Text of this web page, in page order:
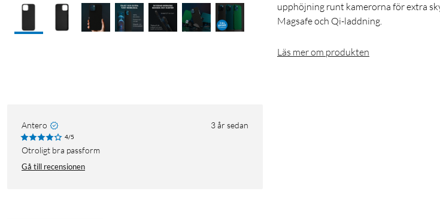
upphöjning runt kamerorna för extra
Magsafe och Qi-laddning.
Läs mer om produkten
Antero 3 år sedan
4/5
Otroligt bra passform
Gå till recensionen